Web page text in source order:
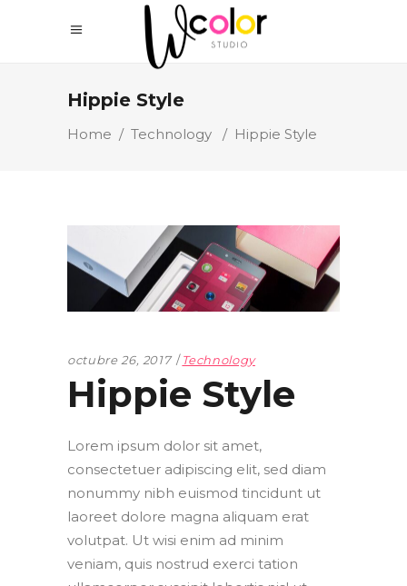
Hippie Style
Home / Technology / Hippie Style
octubre 26, 2017 Technology
Hippie Style
Lorem ipsum dolor sit amet,
consectetuer adipiscing elit, sed diam
nonummy nibh euismod tincidunt ut
laoreet dolore magna aliquam erat
volutpat. Ut wisi enim ad minim
veniam, quis nostrud exerci tation